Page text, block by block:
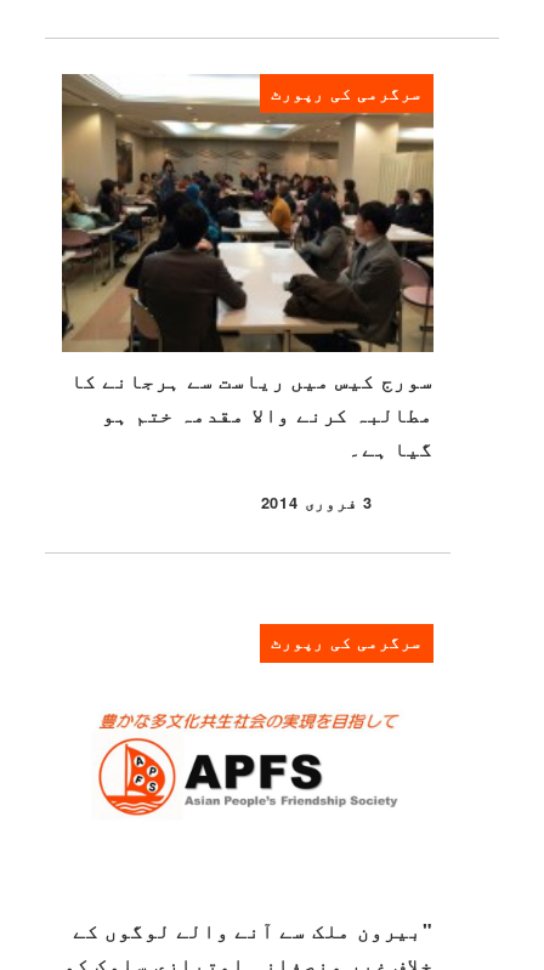
سرگرمی کی رپورٹ
سورج کیس میں ریاست سے ہرجانے کا
مطالبہ کرنے والا مقدمہ ختم ہو
گیا ہے۔
شائع شدہ
3 فروری 2014
سرگرمی کی رپورٹ
"بیرون ملک سے آنے والے لوگوں کے
خلاف غیر منصفانہ امتیازی سلوک کو